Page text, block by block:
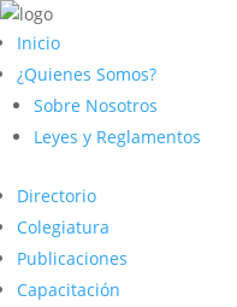
Inicio
¿Quienes Somos?
Sobre Nosotros
Leyes y Reglamentos
Directorio
Colegiatura
Publicaciones
Capacitación